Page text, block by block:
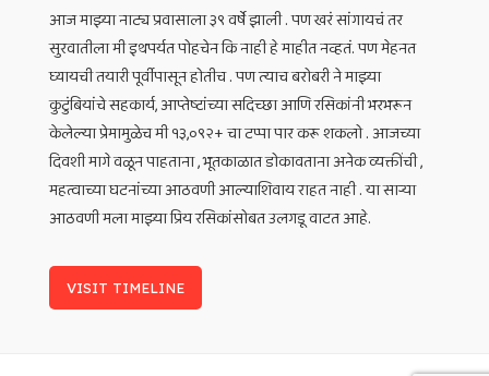
आज माझ्या नाट्य प्रवासाला ३९ वर्षे झाली . पण खरं सांगायचं तर
सुरवातीला मी इथपर्यत पोहचेन कि नाही हे माहीत नव्हतं. पण मेहनत
घ्यायची तयारी पूर्वीपासून होतीच . पण त्याच बरोबरी ने माझ्या
कुटुंबियांचे सहकार्य, आप्तेष्टांच्या सदिच्छा आणि रसिकांनी भरभरून
केलेल्या प्रेमामुळेच मी १३,०९२+ चा टप्पा पार करू शकलो . आजच्या
दिवशी मागे वळून पाहताना , भूतकाळात डोकावताना अनेक व्यक्तींची ,
महत्वाच्या घटनांच्या आठवणी आल्याशिवाय राहत नाही . या साऱ्या
आठवणी मला माझ्या प्रिय रसिकांसोबत उलगडू वाटत आहे.
VISIT TIMELINE